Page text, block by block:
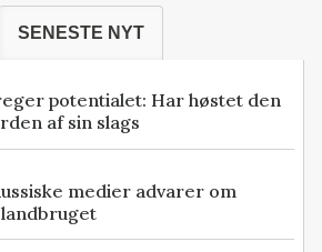
SENESTE NYT
potentialet: Har høstet den
af sin slags
medier advarer om